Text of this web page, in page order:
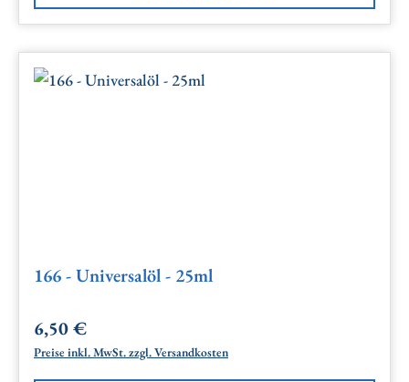
166 - Universalöl - 25ml
Regulärer Preis:
6,50 €
Preise inkl. MwSt. zzgl. Versandkosten